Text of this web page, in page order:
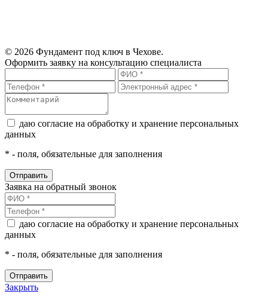
© 2026 Фундамент под ключ в Чехове.
Оформить заявку на консультацию специалиста
даю согласие на обработку и хранение персональных
данных
* - поля, обязательные для заполнения
Заявка на обратный звонок
даю согласие на обработку и хранение персональных
данных
* - поля, обязательные для заполнения
Закрыть